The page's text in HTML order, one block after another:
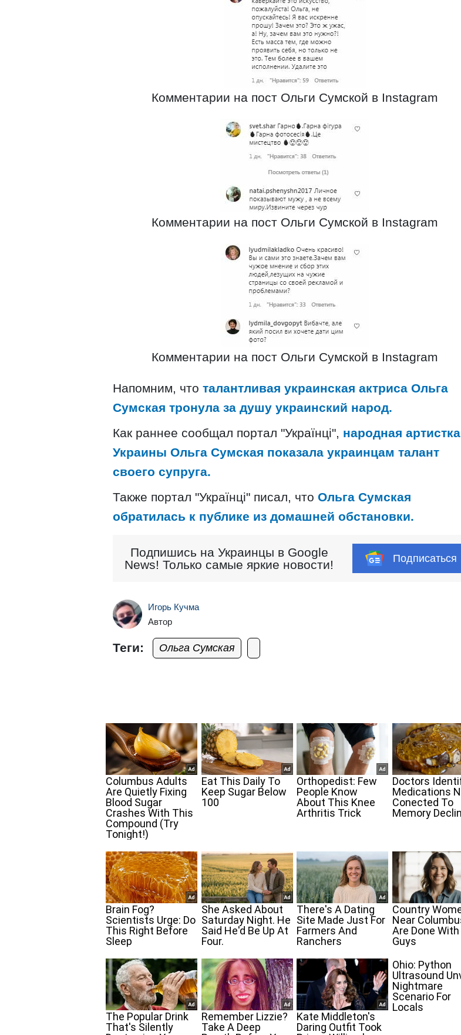
Комментарии на пост Ольги Сумской в Instagram
Комментарии на пост Ольги Сумской в Instagram
Комментарии на пост Ольги Сумской в Instagram
Напомним, что талантливая украинская актриса Ольга
Сумская тронула за душу украинский народ.
Как раннее сообщал портал "Українці", народная артистка
Украины Ольга Сумская показала украинцам талант
своего супруга.
Также портал "Українці" писал, что Ольга Сумская
обратилась к публике из домашней обстановки.
Подпишись на Украинцы в Google
News! Только самые яркие новости!
Подписаться
Игорь Кучма
Автор
Теги: Ольга Сумская